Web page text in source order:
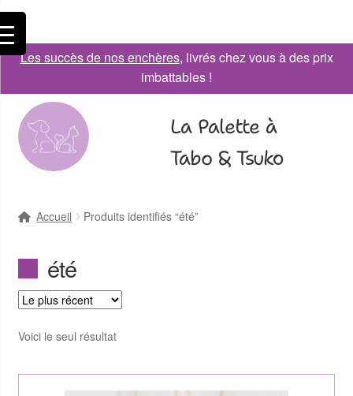
Les succès de nos enchères, livrés chez vous à des prix
imbattables !
La Palette à
Tabo & Tsuko
Accueil Produits identifiés “été”
été
Voici le seul résultat